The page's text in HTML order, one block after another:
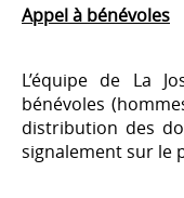
Appel à bénévoles
L’équipe de La
bénévoles
distribution des
signalement sur le